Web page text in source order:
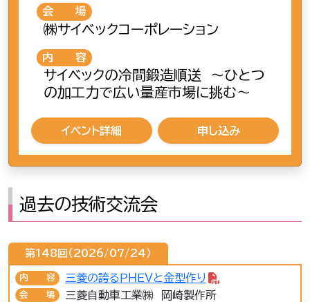
会場
㈱サイベックコーポレーション
内容
サイベックの冷間鍛造順送 ～ひとつ
の加工力で広い量産市場に挑む～
イベント詳細 申し込み
過去の技術交流会
第148回（2026/07/24）
内容 三菱の誇るＰＨＥＶと金型作り
会場 三菱自動車工業㈱ 岡崎製作所